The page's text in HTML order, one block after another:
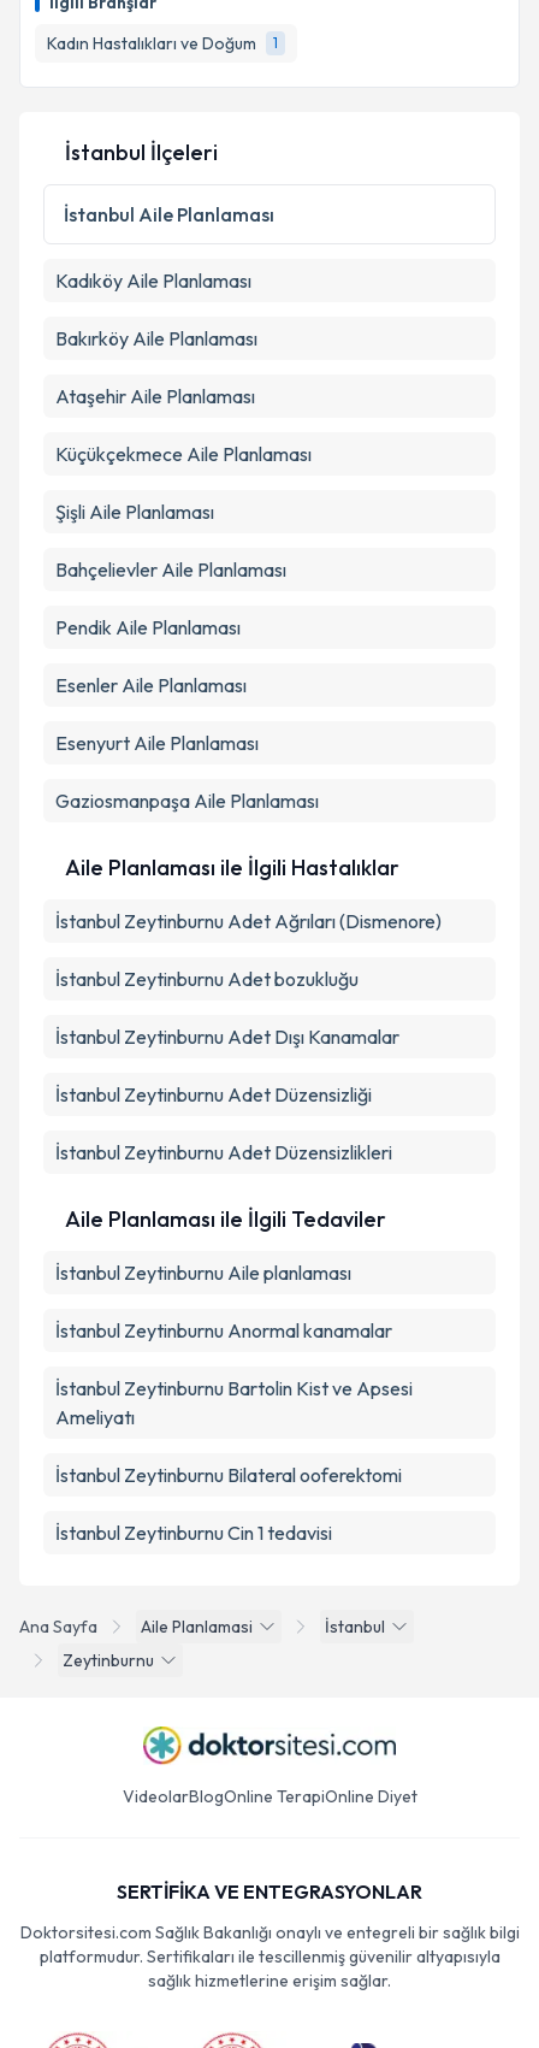
Kadın Hastalıkları ve Doğum
1
Ana Sayfa Aile Planlamasi
İstanbul
Zeytinburnu
İstanbul İlçeleri
İstanbul Aile Planlaması
Kadıköy Aile Planlaması
Bakırköy Aile Planlaması
Ataşehir Aile Planlaması
Küçükçekmece Aile Planlaması
Şişli Aile Planlaması
Bahçelievler Aile Planlaması
Pendik Aile Planlaması
Esenler Aile Planlaması
Esenyurt Aile Planlaması
Gaziosmanpaşa Aile Planlaması
Aile Planlaması ile İlgili Hastalıklar
İstanbul Zeytinburnu Adet Ağrıları (Dismenore)
İstanbul Zeytinburnu Adet bozukluğu
İstanbul Zeytinburnu Adet Dışı Kanamalar
İstanbul Zeytinburnu Adet Düzensizliği
İstanbul Zeytinburnu Adet Düzensizlikleri
Aile Planlaması ile İlgili Tedaviler
İstanbul Zeytinburnu Aile planlaması
İstanbul Zeytinburnu Anormal kanamalar
İstanbul Zeytinburnu Bartolin Kist ve Apsesi
Ameliyatı
İstanbul Zeytinburnu Bilateral ooferektomi
İstanbul Zeytinburnu Cin 1 tedavisi
VideolarBlogOnline TerapiOnline Diyet
SERTİFİKA VE ENTEGRASYONLAR
Doktorsitesi.com Sağlık Bakanlığı onaylı ve entegreli bir sağlık bilgi
platformudur. Sertifikaları ile tescillenmiş güvenilir altyapısıyla
sağlık hizmetlerine erişim sağlar.